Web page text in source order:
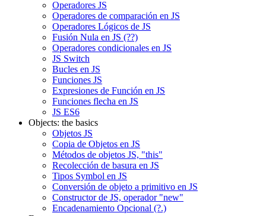
Operadores JS
Operadores de comparación en JS
Operadores Lógicos de JS
Fusión Nula en JS (??)
Operadores condicionales en JS
JS Switch
Bucles en JS
Funciones JS
Expresiones de Función en JS
Funciones flecha en JS
JS ES6
Objects: the basics
Objetos JS
Copia de Objetos en JS
Métodos de objetos JS, "this"
Recolección de basura en JS
Tipos Symbol en JS
Conversión de objeto a primitivo en JS
Constructor de JS, operador "new"
Encadenamiento Opcional (?.)